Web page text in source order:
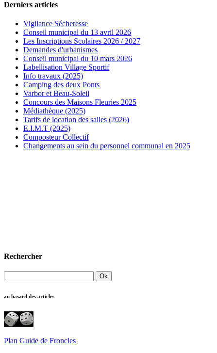
Derniers articles
Vigilance Sécheresse
Conseil municipal du 13 avril 2026
Les Inscriptions Scolaires 2026 / 2027
Demandes d'urbanismes
Conseil municipal du 10 mars 2026
Labellisation Village Sportif
Info travaux (2025)
Camping des deux Ponts
Varbor et Beau-Soleil
Concours des Maisons Fleuries 2025
Médiathèque (2025)
Tarifs de location des salles (2026)
E.I.M.T (2025)
Composteur Collectif
Changements au sein du personnel communal en 2025
Rechercher
au hasard des articles
Plan Guide de Froncles